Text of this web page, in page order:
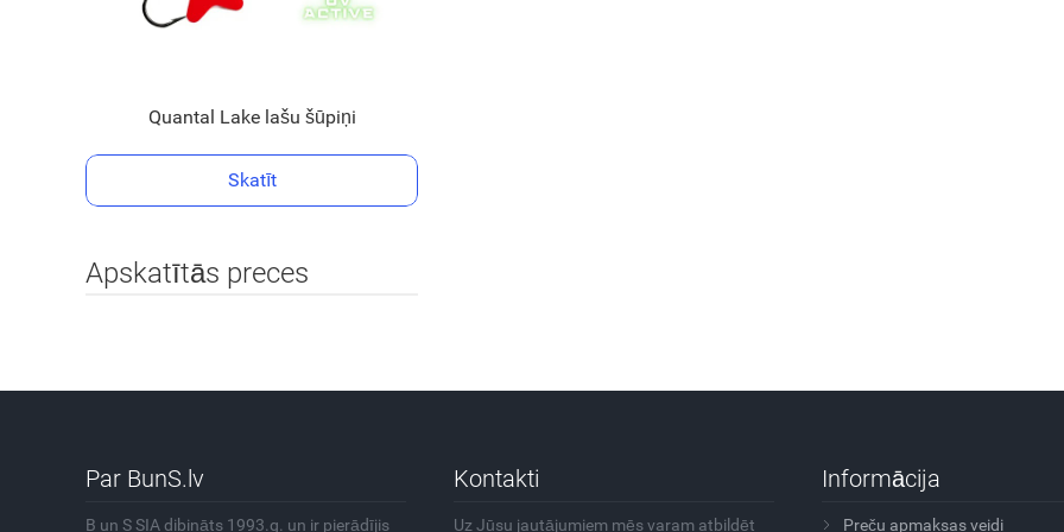
Quantal Lake lašu šūpiņi
Skatīt
Apskatītās preces
Par BunS.lv
B un S SIA dibināts 1993.g. un ir pierādījis
Kontakti
Uz Jūsu jautājumiem mēs varam atbildēt
Informācija
Preču apmaksas veidi